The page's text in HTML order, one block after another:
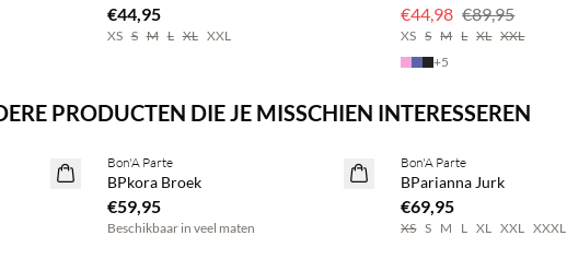
€44,95
XS S M L XL XXL
€44,98 €89,95
XS S M L XL XXL
+5
PRODUCTEN DIE JE MISSCHIEN INTERESSEREN
NEWS
Koop min. 2 & bespaar 20%
Bon'A Parte
BPkora Broek
€59,95
Beschikbaar in veel maten
NEWS
Koop min. 2 & bespaar 20%
Bon'A Parte
BParianna Jurk
€69,95
XS S M L XL XXL XXXL